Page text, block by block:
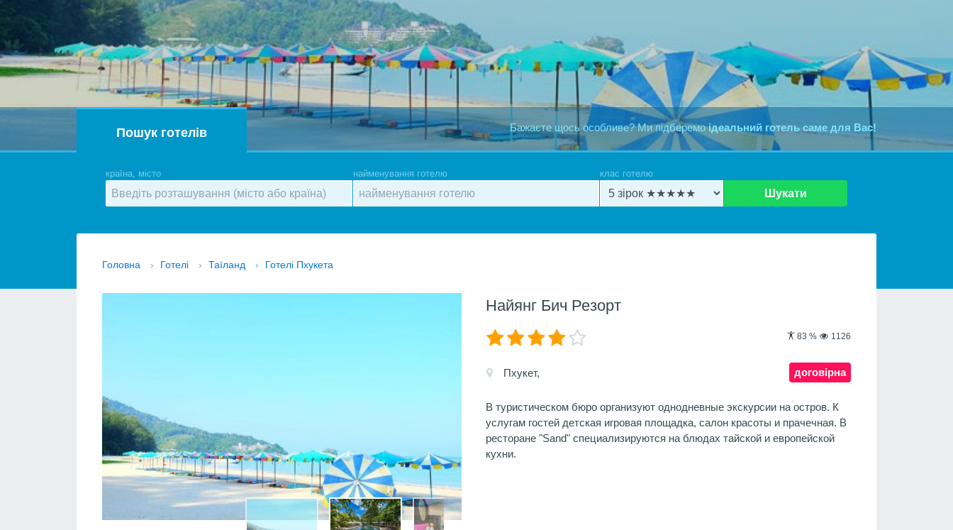
Бажаєте щось особливе? Ми підберемоідеальний готель саме для Вас!
Пошук готелів
країна, місто найменування готелю клас готелю
Шукати
Головна › Готелі › Таїланд › Готелі Пхукета
Найянг Бич Резорт
83 % 1126
договірна
Пхукет,
В туристическом бюро организуют однодневные экскурсии на остров. К
услугам гостей детская игровая площадка, салон красоты и прачечная. В
ресторане "Sand" специализируются на блюдах тайской и европейской
кухни.